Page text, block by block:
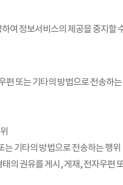
여 정보서비스의 제공을 중지할
편 또는 기타의 방법으로 전송하
는 기타의 방법으로 전송하는 행위
의 권유를 게시, 게재, 전자우편